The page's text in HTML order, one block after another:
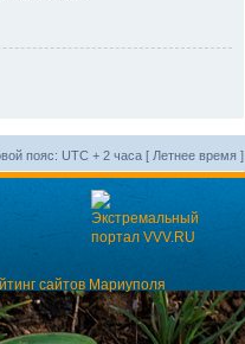
пояс: UTC + 2 часа [ Летнее время ]